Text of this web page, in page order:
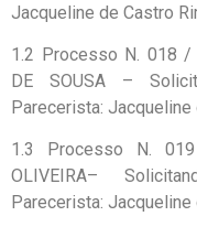
Jacqueline de Castro
1.2 Processo N. 018 /
DE SOUSA –
Parecerista:
1.3 Processo N.
OLIVEIRA–
Parecerista: